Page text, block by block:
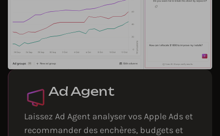
Ad Agent
Laissez Ad Agent analyser vos Apple Ads et
recommander des enchères, budgets et